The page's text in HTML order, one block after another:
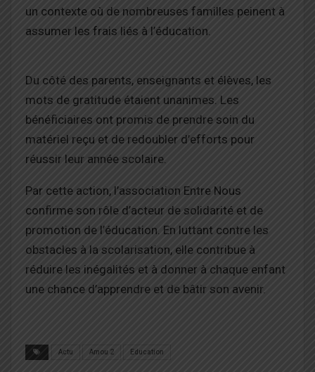
un contexte où de nombreuses familles peinent à
assumer les frais liés à l’éducation.
Du côté des parents, enseignants et élèves, les
mots de gratitude étaient unanimes. Les
bénéficiaires ont promis de prendre soin du
matériel reçu et de redoubler d’efforts pour
réussir leur année scolaire.
Par cette action, l’association Entre Nous
confirme son rôle d’acteur de solidarité et de
promotion de l’éducation. En luttant contre les
obstacles à la scolarisation, elle contribue à
réduire les inégalités et à donner à chaque enfant
une chance d’apprendre et de bâtir son avenir.
Actu Amou 2 Education